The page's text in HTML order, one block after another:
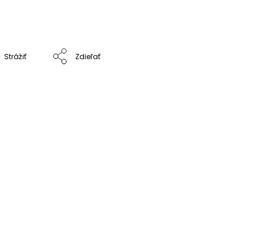
Strážiť Zdieľať